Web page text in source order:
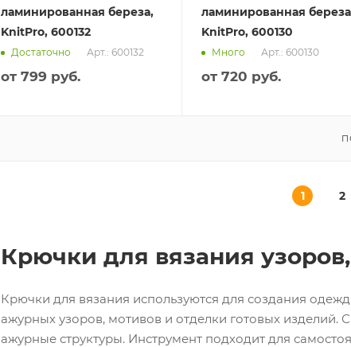
ламинированная береза,
KnitPro, 600132
Достаточно Арт.: 600132
от 799 руб.
ламинированная
KnitPro, 600130
Много Арт.: 600130
от 720 руб.
1 2
Крючки для вязания
Крючки для вязания используются для создания
ажурных узоров, мотивов и отделки готовых
ажурные структуры. Инструмент подходит для